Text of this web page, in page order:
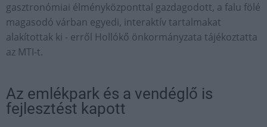
gasztronómiai élményközponttal gazdagodott, a falu fölé
magasodó várban egyedi, interaktív tartalmakat
alakítottak ki - erről Hollókő önkormányzata tájékoztatta
az MTI-t.
Az emlékpark és a vendéglő is
fejlesztést kapott